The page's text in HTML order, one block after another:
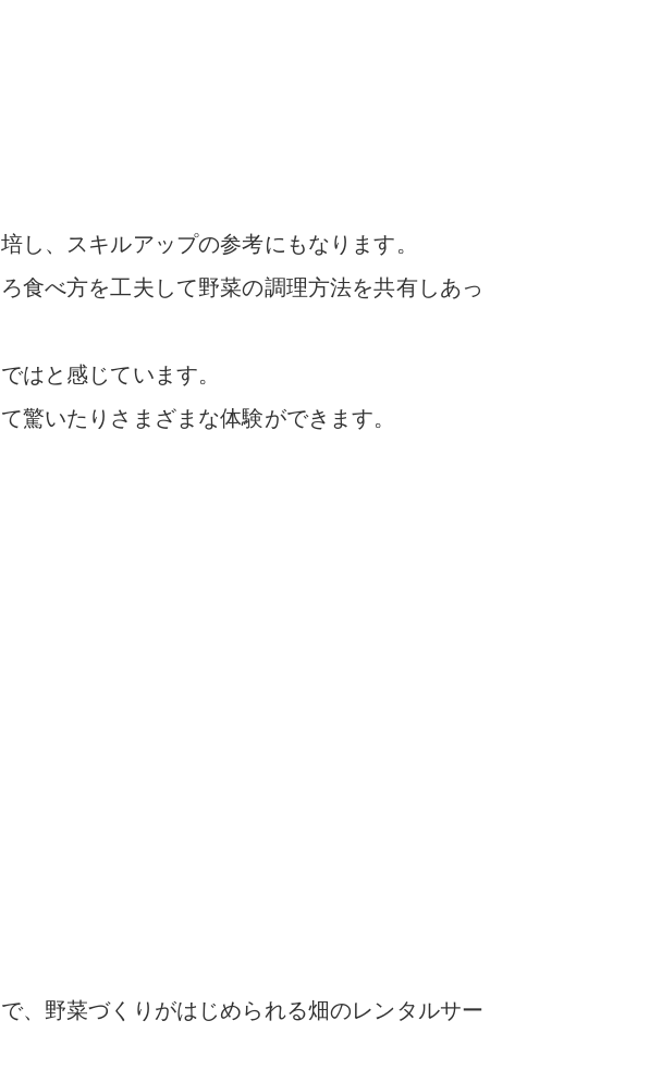
し、スキルアップの参考にもなります。
食べ方を工夫して野菜の調理方法を共有しあっ
はと感じています。
驚いたりさまざまな体験ができます。
、 野菜づくりがはじめられる畑のレンタルサー